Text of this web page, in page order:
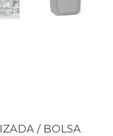
/ BOLSA